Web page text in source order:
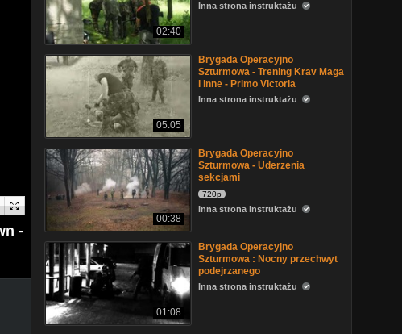
-
02:40
Inna strona instruktażu
05:05
Brygada Operacyjno
Szturmowa - Trening Krav Maga
i inne - Primo Victoria
Inna strona instruktażu
00:38
Brygada Operacyjno
Szturmowa - Uderzenia
sekcjami
720p
Inna strona instruktażu
01:08
Brygada Operacyjno
Szturmowa : Nocny przechwyt
podejrzanego
Inna strona instruktażu